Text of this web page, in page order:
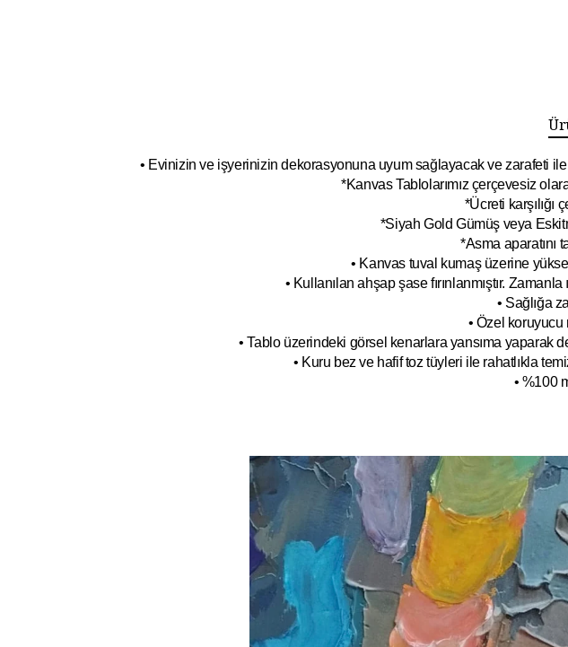
• Evinizin ve işyerinizin dekorasyonuna uyum sağlayacak ve zarafeti ile
*Kanvas Tablolarımız çerçevesiz
*Ücreti karşılığı
*Siyah Gold Gümüş veya
*Asma aparatını
• Kanvas tuval kumaş üzerine
• Kullanılan ahşap şase fırınlanmıştır.
• Sağlığa
• Özel
• Tablo üzerindeki görsel kenarlara yansıma yaparak
• Kuru bez ve hafif toz tüyleri ile rahatlıkla
• %100